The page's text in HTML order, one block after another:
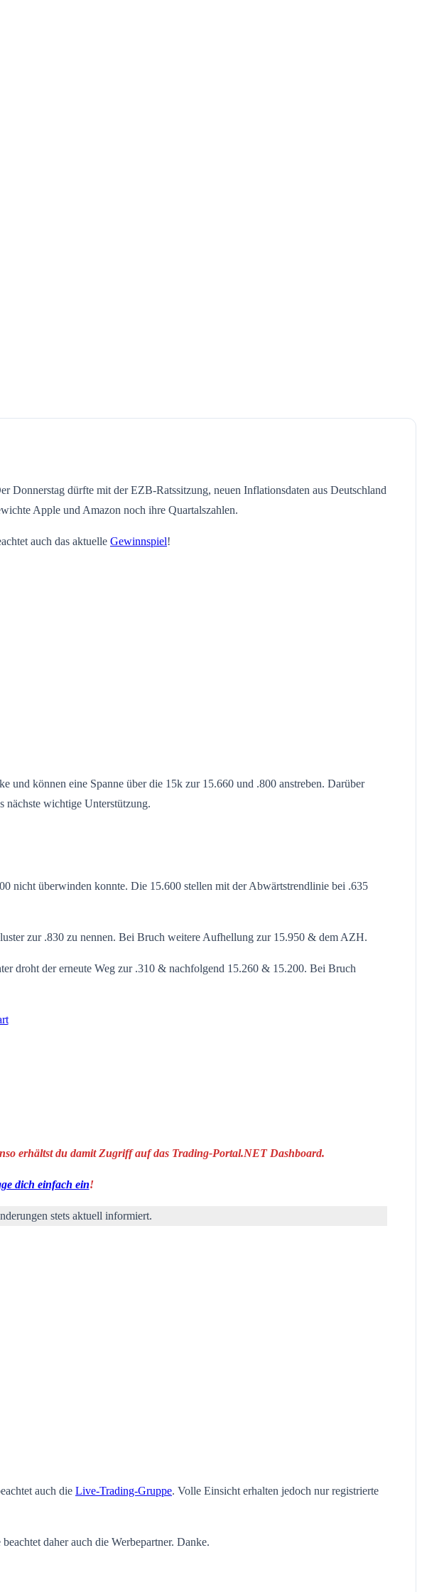
Donnerstag dürfte mit der EZB-Ratssitzung, neuen Inflationsdaten aus Deutschland
Apple und Amazon noch ihre Quartalszahlen.
auch das aktuelle Gewinnspiel!
können eine Spanne über die 15k zur 15.660 und .800 anstreben. Darüber
wichtige Unterstützung.
nicht überwinden konnte. Die 15.600 stellen mit der Abwärtstrendlinie bei .635
zur .830 zu nennen. Bei Bruch weitere Aufhellung zur 15.950 & dem AZH.
droht der erneute Weg zur .310 & nachfolgend 15.260 & 15.200. Bei Bruch
erhältst du damit Zugriff auf das Trading-Portal.NET Dashboard.
dich einfach ein!
stets aktuell informiert.
auch die Live-Trading-Gruppe. Volle Einsicht erhalten jedoch nur registrierte
daher auch die Werbepartner. Danke.